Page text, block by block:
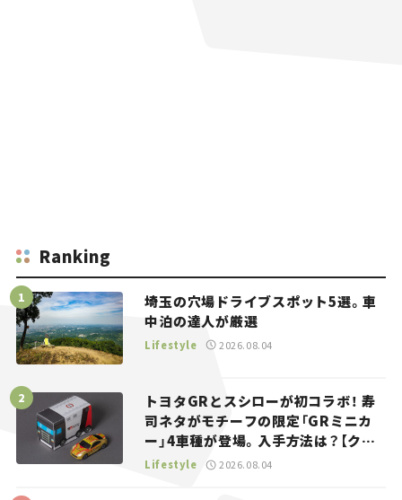
Ranking
埼玉の穴場ドライブスポット5選。車
中泊の達人が厳選
Lifestyle 2026.08.04
トヨタGRとスシローが初コラボ！ 寿
司ネタがモチーフの限定「GRミニカ
ー」4車種が登場。入手方法は？【クル
マとホビー】
Lifestyle 2026.08.04